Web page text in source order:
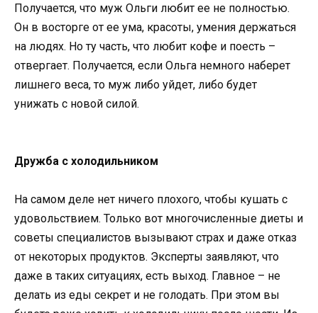
Получается, что муж Ольги любит ее не полностью.
Он в восторге от ее ума, красоты, умения держаться
на людях. Но ту часть, что любит кофе и поесть –
отвергает. Получается, если Ольга немного наберет
лишнего веса, то муж либо уйдет, либо будет
унижать с новой силой.
Дружба с холодильником
На самом деле нет ничего плохого, чтобы кушать с
удовольствием. Только вот многочисленные диеты и
советы специалистов вызывают страх и даже отказ
от некоторых продуктов. Эксперты заявляют, что
даже в таких ситуациях, есть выход. Главное – не
делать из еды секрет и не голодать. При этом вы